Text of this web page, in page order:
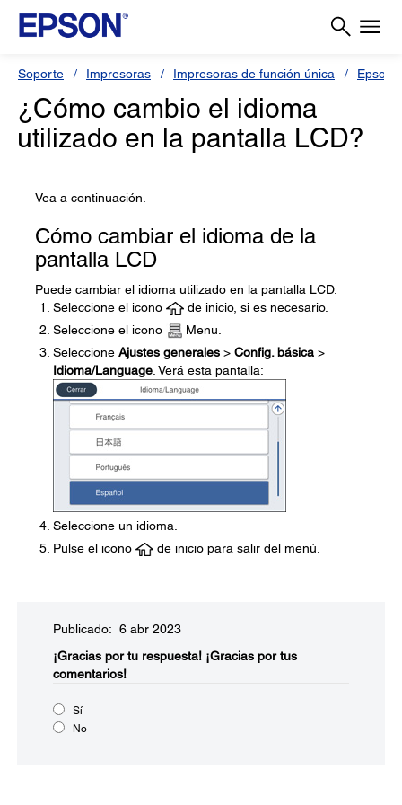
Soporte Impresoras Impresoras de función única Epson
¿Cómo cambio el idioma
utilizado en la pantalla LCD?
Vea a continuación.
Cómo cambiar el idioma de la
pantalla LCD
Puede cambiar el idioma utilizado en la pantalla LCD.
Seleccione el icono
de inicio, si es necesario.
Seleccione el icono
Menu.
Seleccione Ajustes generales > Config. básica >
Idioma/Language. Verá esta pantalla:
Seleccione un idioma.
Pulse el icono
de inicio para salir del menú.
Publicado: 6 abr 2023
¡Gracias por tu respuesta! ¡Gracias por tus
comentarios!
Sí
No